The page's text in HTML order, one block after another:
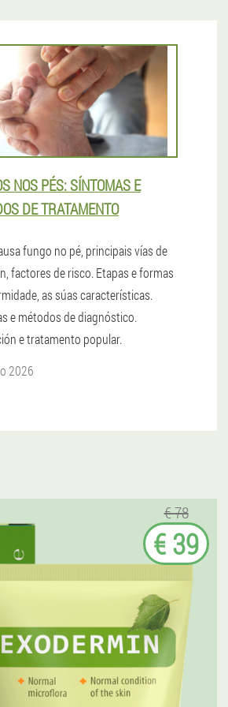
NOS PÉS: SÍNTOMAS E
DE TRATAMENTO
fungo no pé, principais vías de
factores de risco. Etapas e formas
as súas características.
e métodos de diagnóstico.
e tratamento popular.
2026
€ 78
€ 39